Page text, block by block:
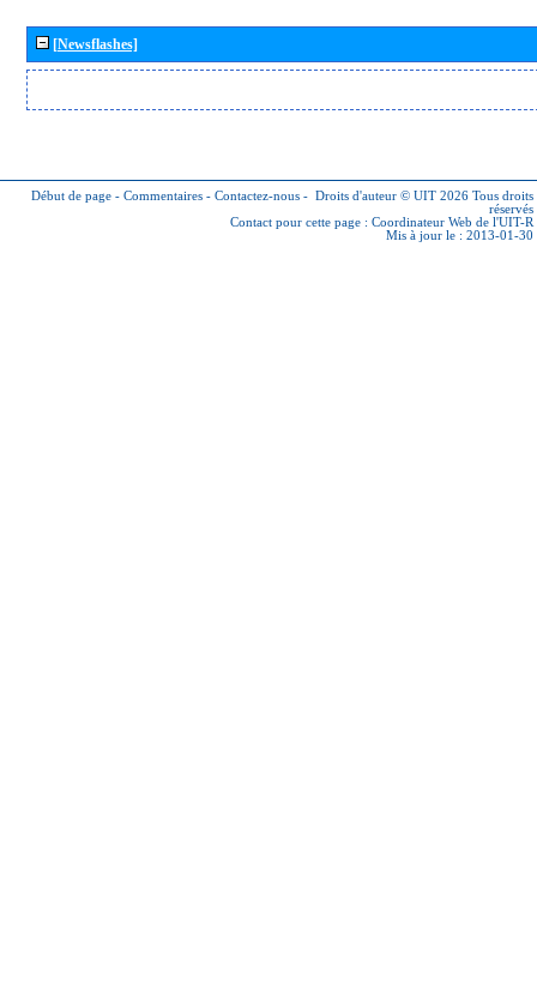
[Newsflashes]
Début de page - Commentaires - Contactez-nous - Droits d'auteur © UIT 2026 Tous droits
réservés
Contact pour cette page : Coordinateur Web de l'UIT-R
Mis à jour le : 2013-01-30